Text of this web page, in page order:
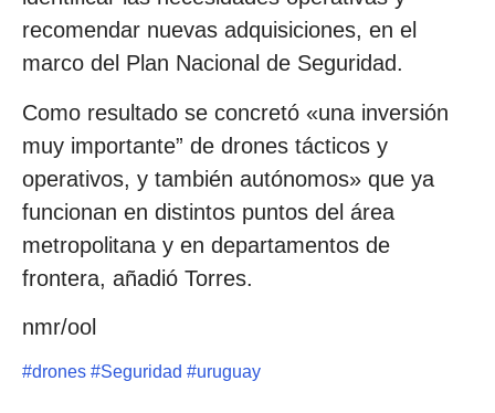
recomendar nuevas adquisiciones, en el
marco del Plan Nacional de Seguridad.
Como resultado se concretó «una inversión
muy importante” de drones tácticos y
operativos, y también autónomos» que ya
funcionan en distintos puntos del área
metropolitana y en departamentos de
frontera, añadió Torres.
nmr/ool
#drones #Seguridad #uruguay